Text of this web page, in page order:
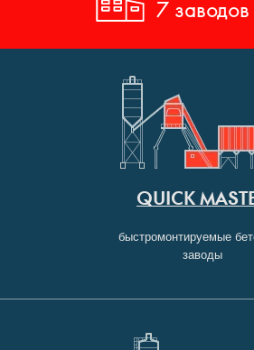
7 заводов
QUICK
быстромонтируемые
заводы